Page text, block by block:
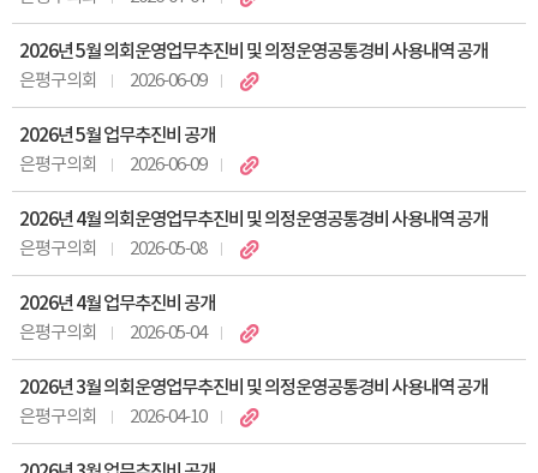
2026년 5월 의회운영업무추진비 및 의정운영공통경비 사용내역 공개
은평구의회 2026-06-09
2026년 5월 업무추진비 공개
은평구의회 2026-06-09
2026년 4월 의회운영업무추진비 및 의정운영공통경비 사용내역 공개
은평구의회 2026-05-08
2026년 4월 업무추진비 공개
은평구의회 2026-05-04
2026년 3월 의회운영업무추진비 및 의정운영공통경비 사용내역 공개
은평구의회 2026-04-10